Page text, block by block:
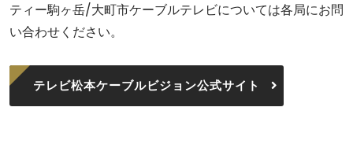
ティー駒ヶ岳/大町市ケーブルテレビについては各局にお問
い合わせください。
テレビ松本ケーブルビジョン公式サイト